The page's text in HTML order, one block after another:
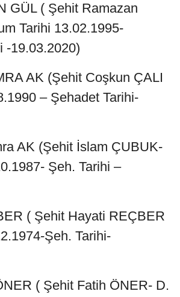
GÜL ( Şehit Ramazan
Tarihi 13.02.1995-
-19.03.2020)
AK (Şehit Coşkun ÇALI
– Şehadet Tarihi-
AK (Şehit İslam ÇUBUK-
Şeh. Tarihi –
( Şehit Hayati REÇBER
Şeh. Tarihi-
( Şehit Fatih ÖNER- D.